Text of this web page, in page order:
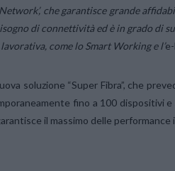
che garantisce grande
di connettività ed è in grado di
come lo Smart Working e l’
soluzione “Super Fibra”, che
fino a 100 dispositivi
il massimo delle performance